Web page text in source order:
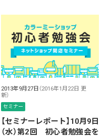
2013年9月27日 （2016年1月22日 更
新）
セミナー
【セミナーレポート】10月9日
（水）第2回 初心者勉強会を